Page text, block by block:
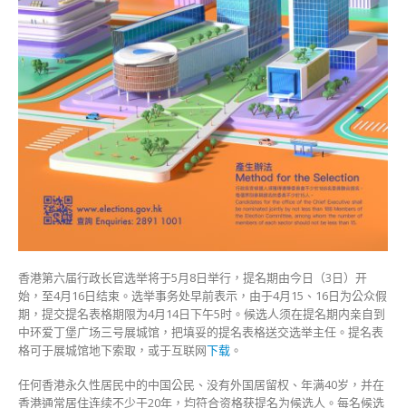
准
举
行
与
选
举
相
关
聚
集〉
中
香港第六届行政长官选举将于5月8日举行，提名期由今日（3日）开
始，至4月16日结束。选举事务处早前表示，由于4月15、16日为公众假
期，提交提名表格期限为4月14日下午5时。候选人须在提名期内亲自到
中环爱丁堡广场三号展城馆，把填妥的提名表格送交选举主任。提名表
格可于展城馆地下索取，或于互联网下载 。
任何香港永久性居民中的中国公民、没有外国居留权、年满40岁，并在
香港通常居住连续不少于20年，均符合资格获提名为候选人。每名候选